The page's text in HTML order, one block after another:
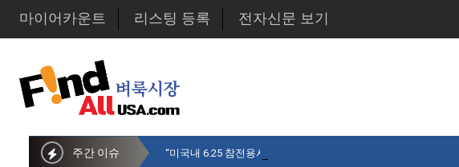
마이어카운트 리스팅 등록 전자신문 보기
주간 이슈 “미국내 6.25 참전용사 중 14만명만 생존…180만명 중 8% 수준